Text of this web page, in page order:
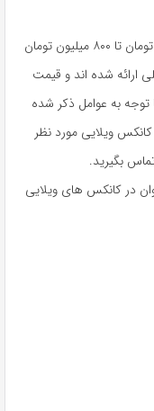
ارائه شده اند و قیمت
به عوامل ذکر شده
کانکس ویلایی مورد نظر
بگیرید.
در کانکس های ویلایی